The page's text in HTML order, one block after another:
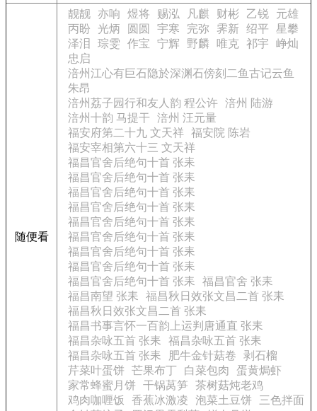
随便看
靓靓 亦响 煜将 赐泓 凡麒 财彬 乙锐
元雄
丙盼
光炳 圆圆 宇寒 完弥 霁新 绍平
星攀
泽泪
琮雯 作宝 宁辉 野麟 唯克 祁宇
峥灿
忠启
涪州江心有巨石隐於深渊石傍刻二鱼古记云鱼
朱昂
涪州荔子园行和友人韵 程公许 涪州 陆游
涪州十韵 马提干 涪州 汪元量
福安府第二十九 文天祥 福安院 陈岩
福安宰相第六十三 文天祥
福昌官舍后绝句十首 张耒
福昌官舍后绝句十首 张耒
福昌官舍后绝句十首 张耒
福昌官舍后绝句十首 张耒
福昌官舍后绝句十首 张耒
福昌官舍后绝句十首 张耒
福昌官舍后绝句十首 张耒
福昌官舍后绝句十首 张耒
福昌官舍后绝句十首 张耒
福昌官舍 张耒
福昌南望 张耒
福昌秋日效张文昌二首 张耒
福昌秋日效张文昌二首 张耒
福昌书事言怀一百韵上运判唐通直 张耒
福昌杂咏五首 张耒
福昌杂咏五首 张耒
福昌杂咏五首 张耒
肥牛金针菇卷
剥石榴
芹菜叶蛋饼
芒果布丁 白菜包肉
蛋黄焗虾
家常蜂蜜月饼
干锅莴笋
茶树菇炖老鸡
鸡肉咖喱饭
香蕉冰激凌 泡菜土豆饼
三色拌面